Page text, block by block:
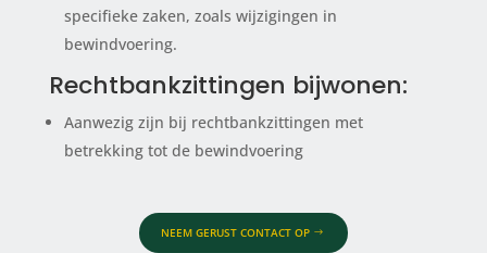
specifieke zaken, zoals wijzigingen in
bewindvoering.
Rechtbankzittingen bijwonen:
Aanwezig zijn bij rechtbankzittingen met
betrekking tot de bewindvoering
NEEM GERUST CONTACT OP